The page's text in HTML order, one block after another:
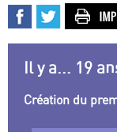
Il y a... 19
Création du